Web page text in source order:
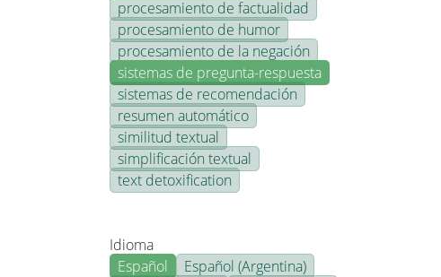
procesamiento de factualidad
procesamiento de humor
procesamiento de la negación
sistemas de pregunta-respuesta
sistemas de recomendación
resumen automático
similitud textual
simplificación textual
text detoxification
Idioma
Español
Español (Argentina)